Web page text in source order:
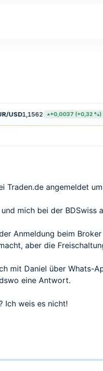
1,1562 +0,0037 (+0,32 %)
Traden.de angemeldet
mich bei der
Anmeldung beim
aber die
mit Daniel über Whats-
eine Antwort.
Ich weis es nicht!